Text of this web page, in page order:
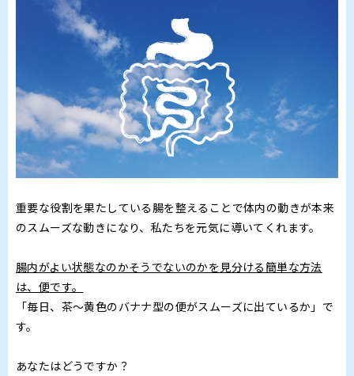
重要な役割を果たしている腸を整えることで体内の動きが本来
のスムーズな動きになり、私たちを元気に導いてくれます。
腸内がよい状態なのかそうでないのかを見分ける簡単な方法
は、便です。
「毎日、茶～黄色のバナナ型の便がスムーズに出ているか」で
す。
あなたはどうですか？